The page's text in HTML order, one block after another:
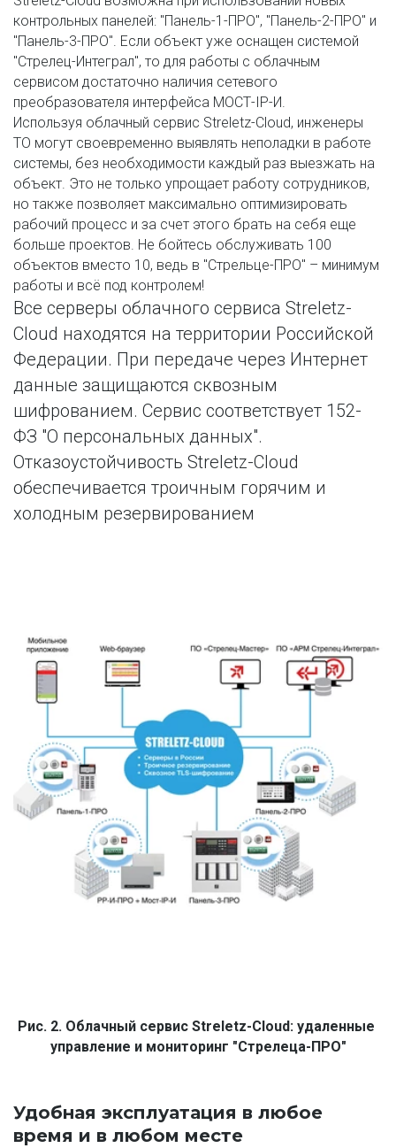
контрольных панелей: "Панель-1-ПРО", "Панель-2-ПРО" и
"Панель-3-ПРО". Если объект уже оснащен системой
"Стрелец-Интеграл", то для работы с облачным
сервисом достаточно наличия сетевого
преобразователя интерфейса МОСТ-IP-И.
Используя облачный сервис Streletz-Cloud, инженеры
ТО могут своевременно выявлять неполадки в работе
системы, без необходимости каждый раз выезжать на
объект. Это не только упрощает работу сотрудников,
но также позволяет максимально оптимизировать
рабочий процесс и за счет этого брать на себя еще
больше проектов. Не бойтесь обслуживать 100
объектов вместо 10, ведь в "Стрельце-ПРО" – минимум
работы и всё под контролем!
Все серверы облачного сервиса Streletz-
Cloud находятся на территории Российской
Федерации. При передаче через Интернет
данные защищаются сквозным
шифрованием. Сервис соответствует 152-
ФЗ "О персональных данных".
Отказоустойчивость Streletz-Cloud
обеспечивается троичным горячим и
холодным резервированием
Рис. 2. Облачный сервис Streletz-Cloud: удаленные
управление и мониторинг "Стрелеца-ПРО"
Удобная эксплуатация в любое
время и в любом месте